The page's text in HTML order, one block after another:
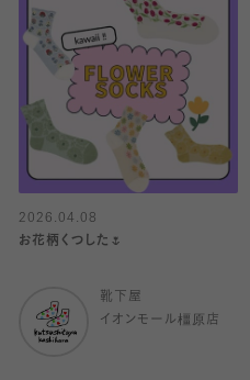
2026.04.08
お花柄くつした🌷
靴下屋
イオンモール橿原店